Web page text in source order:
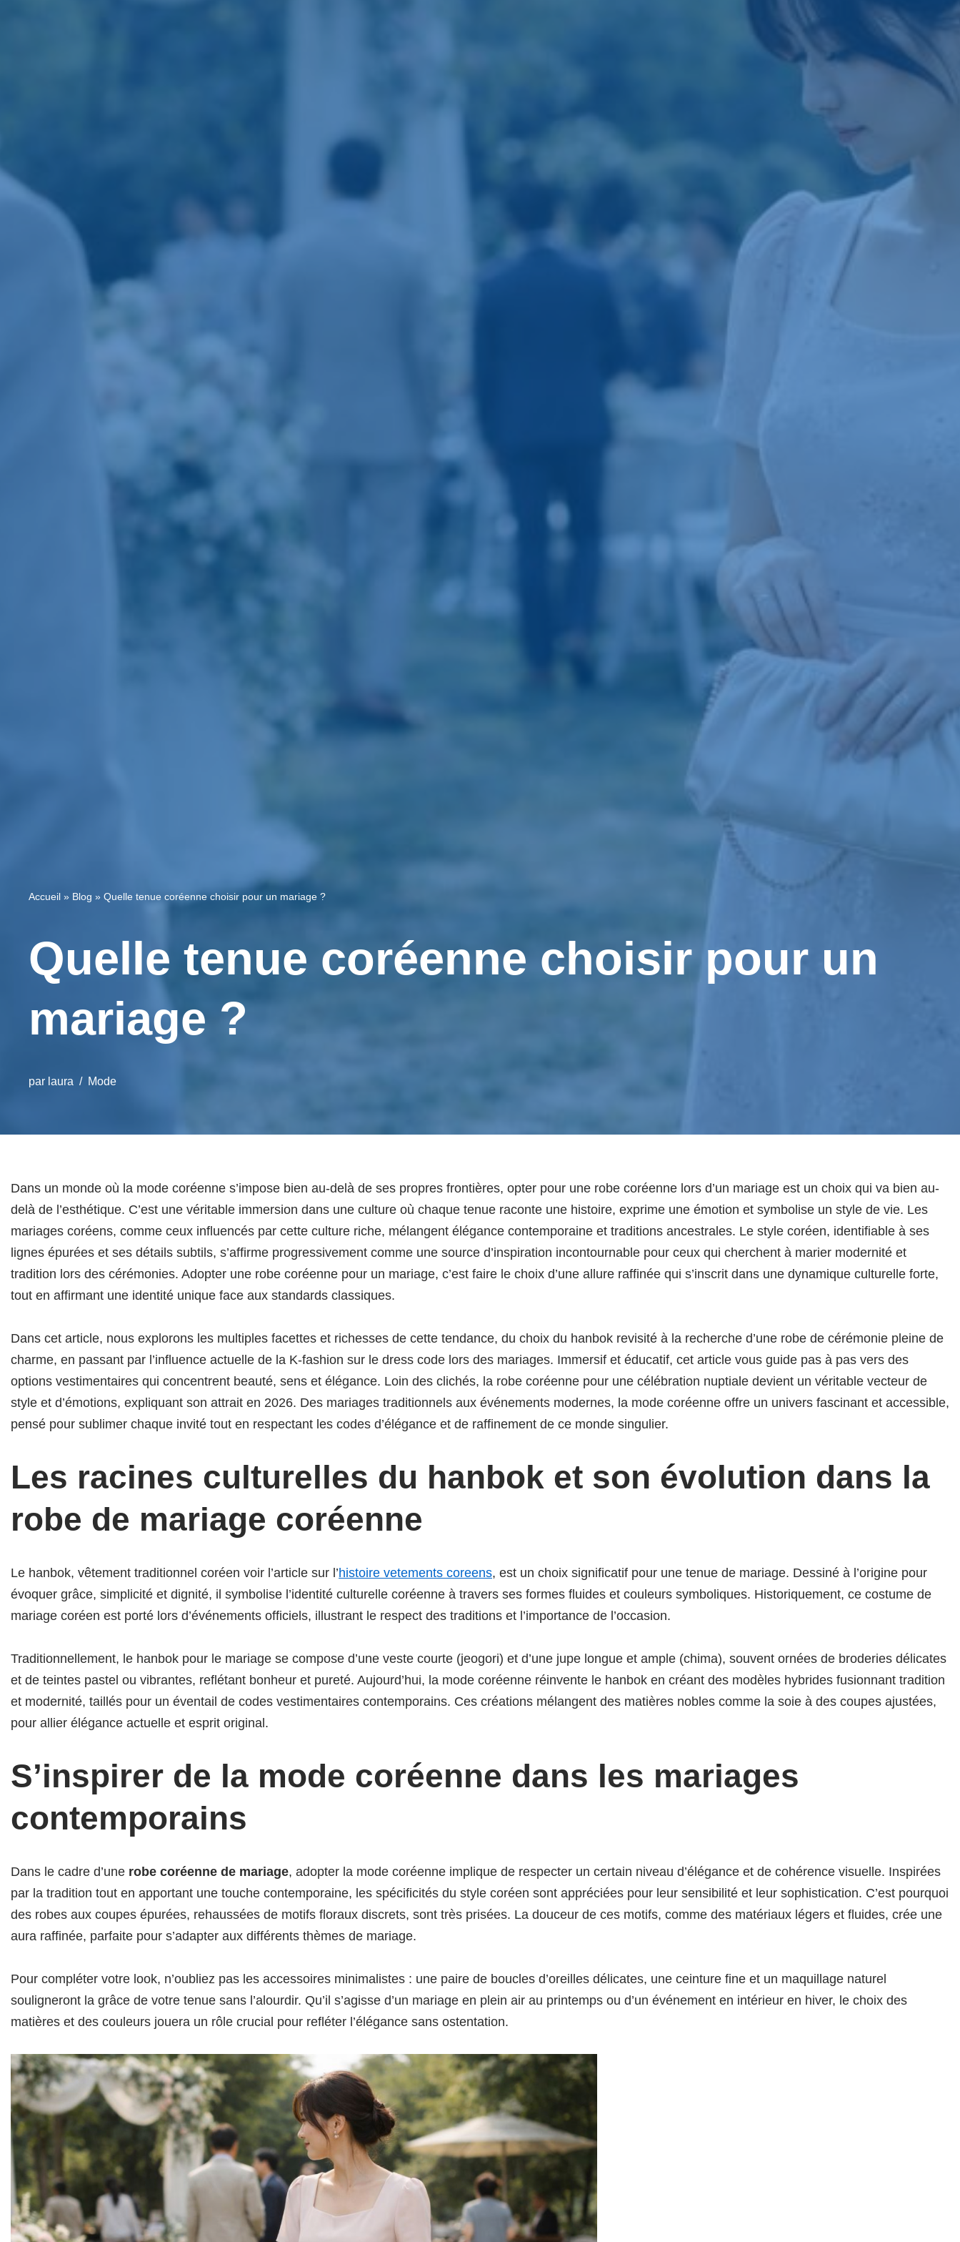
Accueil » Blog » Quelle tenue coréenne choisir pour un mariage ?
Quelle tenue coréenne choisir pour un
mariage ?
par laura Mode
Dans un monde où la mode coréenne s’impose bien au-delà de ses propres frontières, opter pour une robe coréenne lors d’un mariage est un choix qui va bien au-
delà de l’esthétique. C’est une véritable immersion dans une culture où chaque tenue raconte une histoire, exprime une émotion et symbolise un style de vie. Les
mariages coréens, comme ceux influencés par cette culture riche, mélangent élégance contemporaine et traditions ancestrales. Le style coréen, identifiable à ses
lignes épurées et ses détails subtils, s’affirme progressivement comme une source d’inspiration incontournable pour ceux qui cherchent à marier modernité et
tradition lors des cérémonies. Adopter une robe coréenne pour un mariage, c’est faire le choix d’une allure raffinée qui s’inscrit dans une dynamique culturelle forte,
tout en affirmant une identité unique face aux standards classiques.
Dans cet article, nous explorons les multiples facettes et richesses de cette tendance, du choix du hanbok revisité à la recherche d’une robe de cérémonie pleine de
charme, en passant par l’influence actuelle de la K-fashion sur le dress code lors des mariages. Immersif et éducatif, cet article vous guide pas à pas vers des
options vestimentaires qui concentrent beauté, sens et élégance. Loin des clichés, la robe coréenne pour une célébration nuptiale devient un véritable vecteur de
style et d’émotions, expliquant son attrait en 2026. Des mariages traditionnels aux événements modernes, la mode coréenne offre un univers fascinant et accessible,
pensé pour sublimer chaque invité tout en respectant les codes d’élégance et de raffinement de ce monde singulier.
Les racines culturelles du hanbok et son évolution dans la
robe de mariage coréenne
Le hanbok, vêtement traditionnel coréen voir l’article sur l’histoire vetements coreens, est un choix significatif pour une tenue de mariage. Dessiné à l’origine pour
évoquer grâce, simplicité et dignité, il symbolise l’identité culturelle coréenne à travers ses formes fluides et couleurs symboliques. Historiquement, ce costume de
mariage coréen est porté lors d’événements officiels, illustrant le respect des traditions et l’importance de l’occasion.
Traditionnellement, le hanbok pour le mariage se compose d’une veste courte (jeogori) et d’une jupe longue et ample (chima), souvent ornées de broderies délicates
et de teintes pastel ou vibrantes, reflétant bonheur et pureté. Aujourd’hui, la mode coréenne réinvente le hanbok en créant des modèles hybrides fusionnant tradition
et modernité, taillés pour un éventail de codes vestimentaires contemporains. Ces créations mélangent des matières nobles comme la soie à des coupes ajustées,
pour allier élégance actuelle et esprit original.
S’inspirer de la mode coréenne dans les mariages
contemporains
Dans le cadre d’une robe coréenne de mariage, adopter la mode coréenne implique de respecter un certain niveau d’élégance et de cohérence visuelle. Inspirées
par la tradition tout en apportant une touche contemporaine, les spécificités du style coréen sont appréciées pour leur sensibilité et leur sophistication. C’est pourquoi
des robes aux coupes épurées, rehaussées de motifs floraux discrets, sont très prisées. La douceur de ces motifs, comme des matériaux légers et fluides, crée une
aura raffinée, parfaite pour s’adapter aux différents thèmes de mariage.
Pour compléter votre look, n’oubliez pas les accessoires minimalistes : une paire de boucles d’oreilles délicates, une ceinture fine et un maquillage naturel
souligneront la grâce de votre tenue sans l’alourdir. Qu’il s’agisse d’un mariage en plein air au printemps ou d’un événement en intérieur en hiver, le choix des
matières et des couleurs jouera un rôle crucial pour refléter l’élégance sans ostentation.